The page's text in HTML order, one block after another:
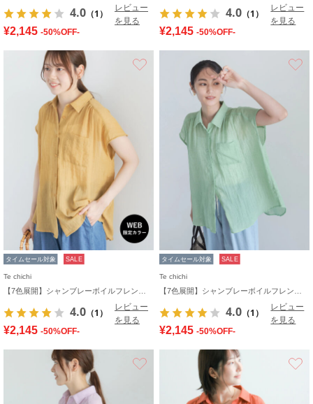
4.0 （1）
レビュー
を見る
¥2,145 -50%OFF-
4.0 （1）
レビュー
を見る
¥2,145 -50%OFF-
タイムセール対象 SALE
Te chichi
4.0 （1）
レビュー
を見る
¥2,145 -50%OFF-
タイムセール対象 SALE
Te chichi
4.0 （1）
レビュー
を見る
¥2,145 -50%OFF-